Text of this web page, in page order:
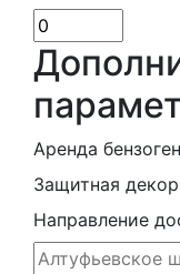
Аренда
Защитная
Направление